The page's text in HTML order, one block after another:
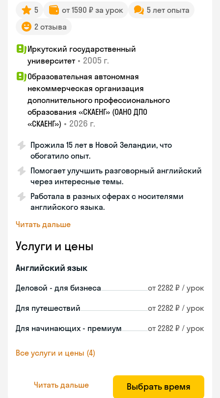
5 от 1590 ₽ за урок
5 лет опыта
2 отзыва
Иркутский государственный
университет • 2005 г.
Образовательная автономная
некоммерческая организация
дополнительного профессионального
образования «СКАЕНГ» (ОАНО ДПО
«СКАЕНГ») • 2026 г.
Прожила 15 лет в Новой Зеландии, что
обогатило опыт.
Помогает улучшить разговорный английский
через интересные темы.
Работала в разных сферах с носителями
английского языка.
Читать дальше
Услуги и цены
Английский язык
Деловой - для бизнеса от 2282 ₽ / урок
Для путешествий от 2282 ₽ / урок
Для начинающих - премиум от 2282 ₽ / урок
Все услуги и цены (4)
Читать дальше Выбрать время